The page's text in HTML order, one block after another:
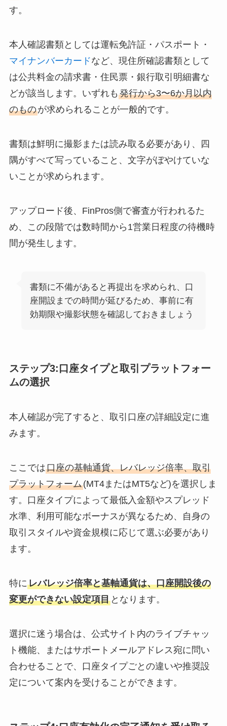
す。
本人確認書類としては運転免許証・パスポート・
マイナンバーカードなど、現住所確認書類として
は公共料金の請求書・住民票・銀行取引明細書な
どが該当します。いずれも 発行から3〜6か月以内
のものが求められることが一般的です。
書類は鮮明に撮影または読み取る必要があり、四
隅がすべて写っていること、文字がぼやけていな
いことが求められます。
アップロード後、FinPros側で審査が行われるた
め、この段階では数時間から1営業日程度の待機時
間が発生します。
書類に不備があると再提出を求められ、口
座開設までの時間が延びるため、事前に有
効期限や撮影状態を確認しておきましょう
ステップ3:口座タイプと取引プラットフォー
ムの選択
本人確認が完了すると、取引口座の詳細設定に進
みます。
ここでは口座の基軸通貨、レバレッジ倍率、取引
プラットフォーム(MT4またはMT5など)を選択しま
す。口座タイプによって最低入金額やスプレッド
水準、利用可能なボーナスが異なるため、自身の
取引スタイルや資金規模に応じて選ぶ必要があり
ます。
特にレバレッジ倍率と基軸通貨は、口座開設後の
変更ができない設定項目となります。
選択に迷う場合は、公式サイト内のライブチャッ
ト機能、またはサポートメールアドレス宛に問い
合わせることで、口座タイプごとの違いや推奨設
定について案内を受けることができます。